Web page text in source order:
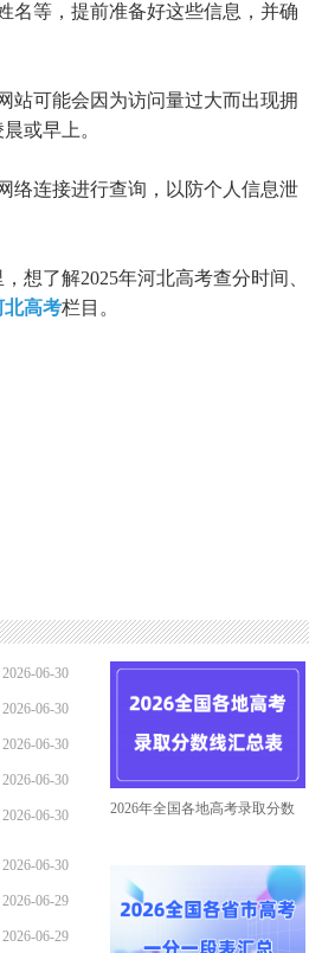
名等，提前准备好这些信息，并确
站可能会因为访问量过大而出现拥
或早上。
络连接进行查询，以防个人信息泄
想了解2025年河北高考查分时间、
北高考栏目。
2026-06-30
13:54:36
2026-06-30
09:54:58
2026-06-30
09:30:37
2026-06-30
09:22:15
2026-06-30
2026-06-30
09:00:19
2026-06-29
21:43:37
2026-06-29
2026年全国各地高考录取分数